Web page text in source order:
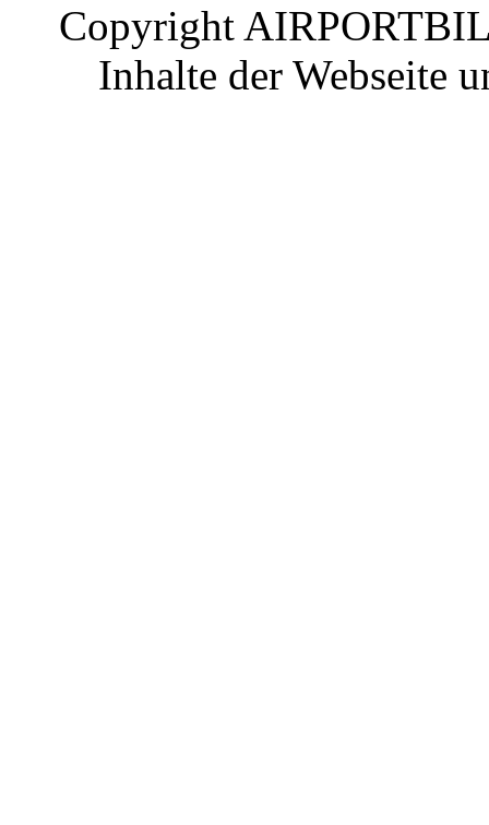
Copyright
Inhalte der Webseite